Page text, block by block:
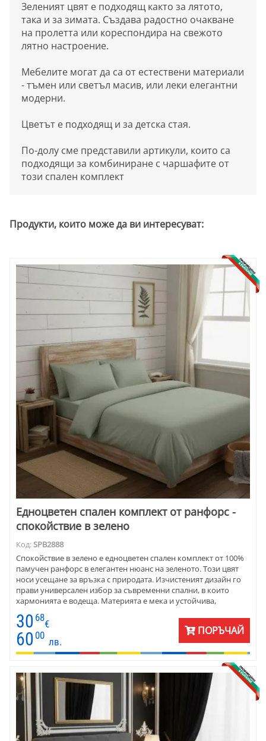
Зеленият цвят е подходящ както за лятото,
така и за зимата. Създава радостно очакване
на пролетта или кореспондира на свежото
лятно настроение.
Мебелите могат да са от естествени материали
- тъмен или светъл масив, или леки елегантни
модерни.
Цветът е подходящ и за детска стая.
По-долу сме представили артикули, които са
подходящи за комбиниране с чаршафите от
този спален комплект
Продукти, които може да ви интересуват:
Eдноцветен спален комплект от ранфорс -
спокойствие в зелено
Код:SPB2888
Спокойствие в зелено е едноцветен спален комплект от 100%
памучен ранфорс в елегантен нюанс на зеленото. Този цвят
носи усещане за връзка с природата. Изчистеният дизайн го
прави универсален избор за съвременни спални, в които
хармонията е водеща. Материята е мека и устойчива,
подходяща за целогодишна употреба. Комплектът се
предлага в различни размери и комбинации.Той е отличен
избор както за дома, за хотели и къщи за гости, търсещи
стилна и практична визия.
30 68
€
60 00
лв.
ПОРЪЧАЙ